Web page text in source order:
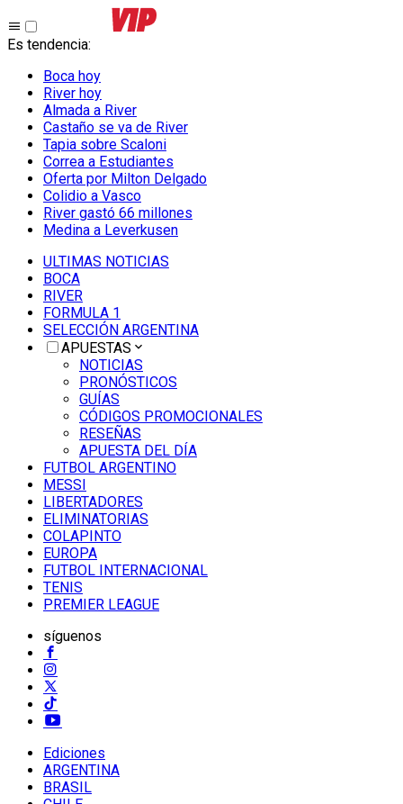
Es tendencia:
Boca hoy
River hoy
Almada a River
Castaño se va de River
Tapia sobre Scaloni
Correa a Estudiantes
Oferta por Milton Delgado
Colidio a Vasco
River gastó 66 millones
Medina a Leverkusen
ULTIMAS NOTICIAS
BOCA
RIVER
FORMULA 1
SELECCIÓN ARGENTINA
APUESTAS
NOTICIAS
PRONÓSTICOS
GUÍAS
CÓDIGOS PROMOCIONALES
RESEÑAS
APUESTA DEL DÍA
FUTBOL ARGENTINO
MESSI
LIBERTADORES
ELIMINATORIAS
COLAPINTO
EUROPA
FUTBOL INTERNACIONAL
TENIS
PREMIER LEAGUE
síguenos
Ediciones
ARGENTINA
BRASIL